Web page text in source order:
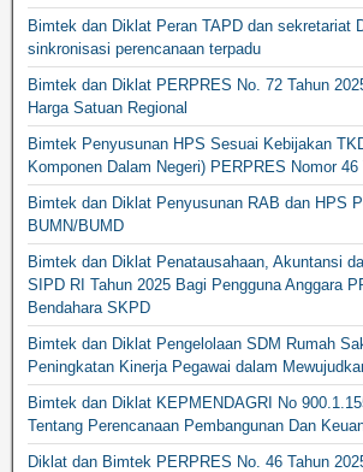
Bimtek dan Diklat Peran TAPD dan sekretariat
sinkronisasi perencanaan terpadu
Bimtek dan Diklat PERPRES No. 72 Tahun
Harga Satuan Regional
Bimtek Penyusunan HPS Sesuai Kebijakan
Komponen Dalam Negeri) PERPRES Nomor 46
Bimtek dan Diklat Penyusunan RAB dan HPS
BUMN/BUMD
Bimtek dan Diklat Penatausahaan, Akuntansi
SIPD RI Tahun 2025 Bagi Pengguna Anggara
Bendahara SKPD
Bimtek dan Diklat Pengelolaan SDM Rumah
Peningkatan Kinerja Pegawai dalam
Bimtek dan Diklat KEPMENDAGRI No
Tentang Perencanaan Pembangunan Dan
Diklat dan Bimtek PERPRES No. 46 Tahun